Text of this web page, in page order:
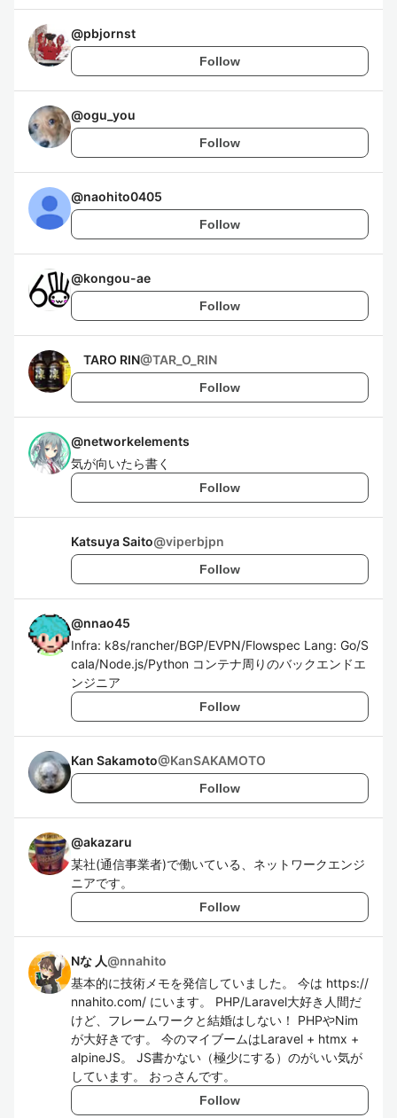
@pbjornst
Follow
@ogu_you
Follow
@naohito0405
Follow
@kongou-ae
Follow
TARO RIN@TAR_O_RIN
Follow
@networkelements
気が向いたら書く
Follow
Katsuya Saito@viperbjpn
Follow
@nnao45
Infra: k8s/rancher/BGP/EVPN/Flowspec Lang: Go/S
cala/Node.js/Python コンテナ周りのバックエンドエ
ンジニア
Follow
Kan Sakamoto@KanSAKAMOTO
Follow
@akazaru
某社(通信事業者)で働いている、ネットワークエンジ
ニアです。
Follow
Nな 人@nnahito
基本的に技術メモを発信していました。 今は https://
nnahito.com/ にいます。 PHP/Laravel大好き人間だ
けど、フレームワークと結婚はしない！ PHPやNim
が大好きです。 今のマイブームはLaravel + htmx +
alpineJS。 JS書かない（極少にする）のがいい気が
しています。 おっさんです。
Follow